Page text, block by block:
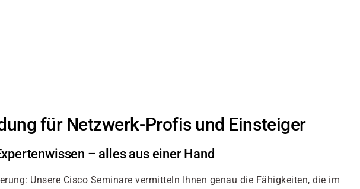
für Netzwerk-Profis und Einsteiger
– alles aus einer Hand
Unsere Cisco Seminare vermitteln Ihnen genau die Fähigkeiten, die im